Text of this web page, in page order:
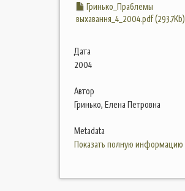
Гринько_Праблемы
выхавання_4_2004.pdf (293.7Kb)
Дата
2004
Автор
Гринько, Елена Петровна
Metadata
Показать полную информацию